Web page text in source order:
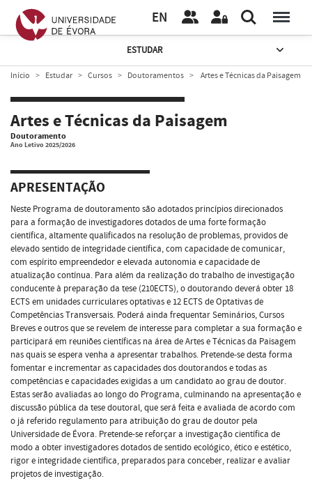
EN
ESTUDAR
Início Estudar Cursos Doutoramentos Artes e Técnicas da Paisagem
Artes e Técnicas da Paisagem
Doutoramento
Ano Letivo 2025/2026
APRESENTAÇÃO
Neste Programa de doutoramento são adotados princípios direcionados
para a formação de investigadores dotados de uma forte formação
científica, altamente qualificados na resolução de problemas, providos de
elevado sentido de integridade científica, com capacidade de comunicar,
com espírito empreendedor e elevada autonomia e capacidade de
atualização contínua. Para além da realização do trabalho de investigação
conducente à preparação da tese (210ECTS), o doutorando deverá obter 18
ECTS em unidades curriculares optativas e 12 ECTS de Optativas de
Competências Transversais. Poderá ainda frequentar Seminários, Cursos
Breves e outros que se revelem de interesse para completar a sua formação e
participará em reuniões científicas na área de Artes e Técnicas da Paisagem
nas quais se espera venha a apresentar trabalhos. Pretende-se desta forma
fomentar e incrementar as capacidades dos doutorandos e todas as
competências e capacidades exigidas a um candidato ao grau de doutor.
Estas serão avaliadas ao longo do Programa, culminando na apresentação e
discussão pública da tese doutoral, que será feita e avaliada de acordo com
o já referido regulamento para atribuição do grau de doutor pela
Universidade de Évora. Pretende-se reforçar a investigação científica de
modo a obter investigadores dotados de sentido ecológico, ético e estético,
rigor e integridade científica, preparados para conceber, realizar e avaliar
projetos de investigação.